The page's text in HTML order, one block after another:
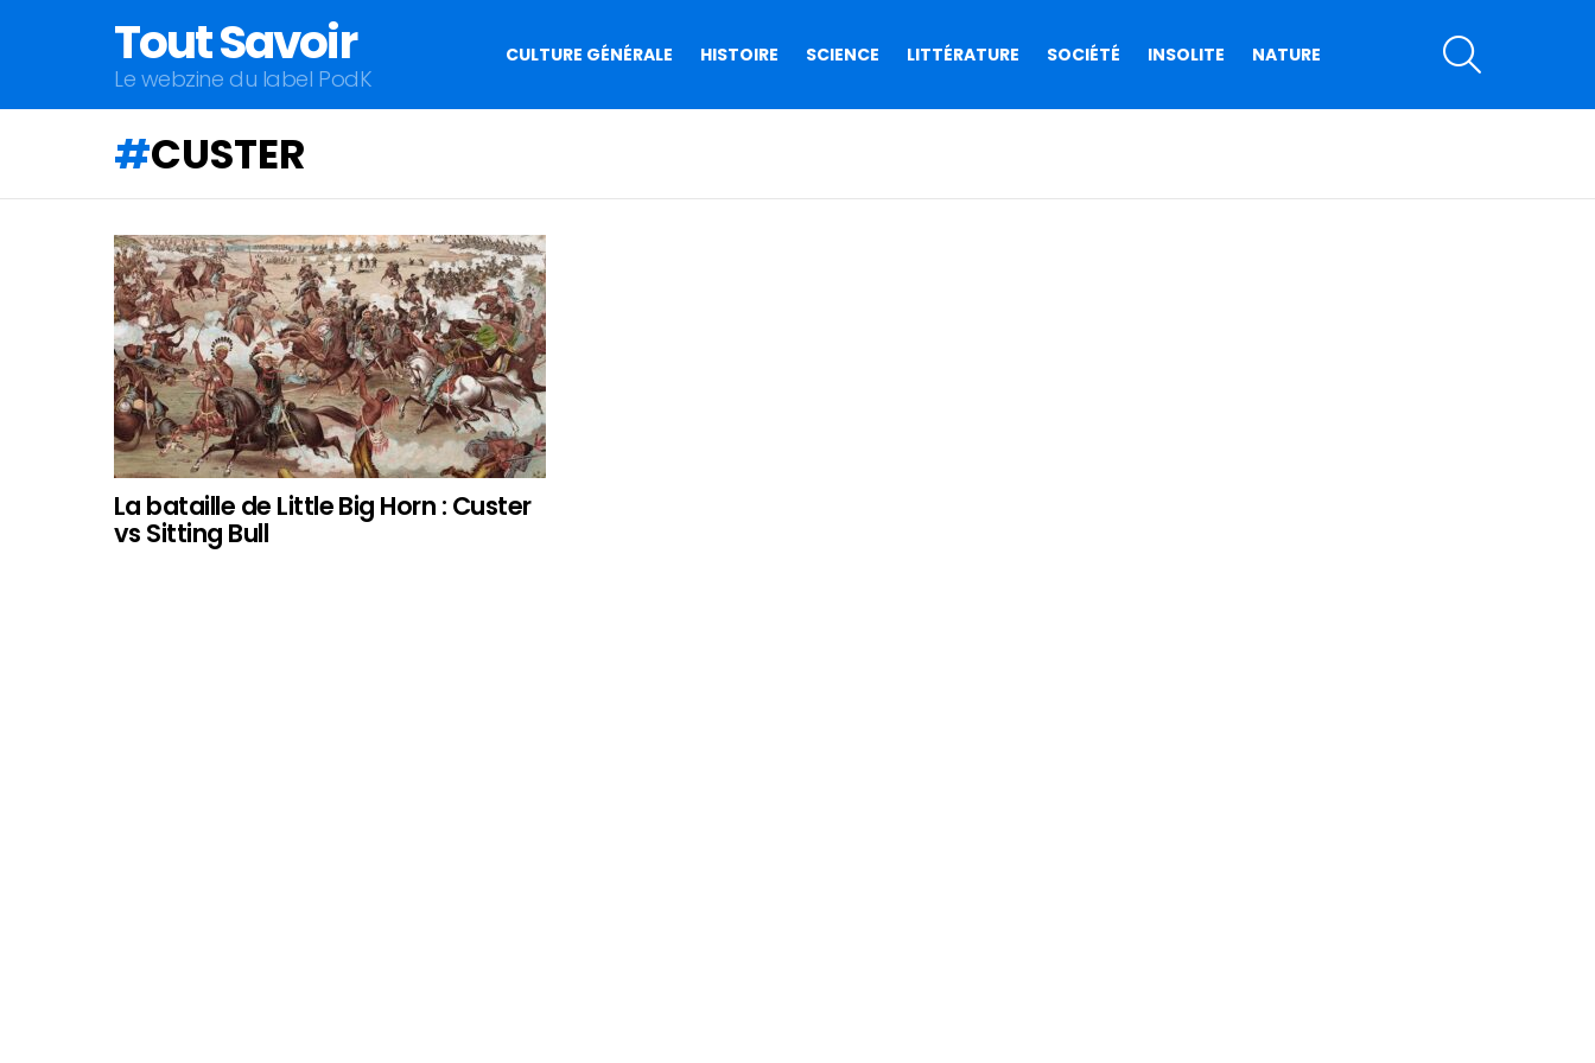
Tout Savoir
Le webzine du label PodK
CULTURE GÉNÉRALE HISTOIRE SCIENCE LITTÉRATURE SOCIÉTÉ INSOLITE NATURE
CUSTER
QU'ALLEZ-
VOUS
APPRENDRE
AUJOURD'HUI
?
La bataille de Little Big Horn : Custer
vs Sitting Bull